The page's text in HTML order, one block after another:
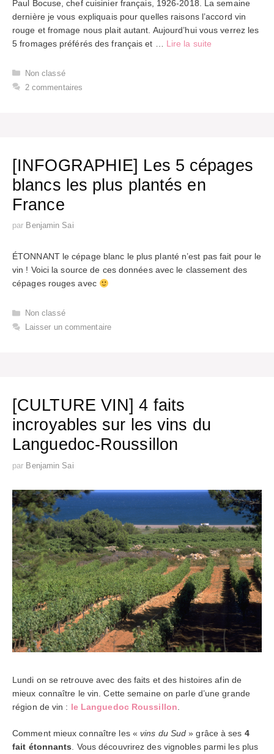
Paul Bocuse, chef cuisinier français, 1926-2018. La semaine
dernière je vous expliquais pour quelles raisons l’accord vin
rouge et fromage nous plait autant. Aujourd’hui vous verrez les
5 fromages préférés des français et … Lire la suite
Catégories
Non classé
2 commentaires
[INFOGRAPHIE] Les 5 cépages
blancs les plus plantés en
France
par Benjamin Sai
ÉTONNANT le cépage blanc le plus planté n’est pas fait pour le
vin ! Voici la source de ces données avec le classement des
cépages rouges avec
Catégories
Non classé
Laisser un commentaire
[CULTURE VIN] 4 faits
incroyables sur les vins du
Languedoc-Roussillon
par Benjamin Sai
Lundi on se retrouve avec des faits et des histoires afin de
mieux connaître le vin. Cette semaine on parle d’une grande
région de vin : le Languedoc Roussillon
Comment mieux connaître les « vins du Sud » grâce à ses 4
fait étonnants . Vous découvrirez des vignobles parmi les plus